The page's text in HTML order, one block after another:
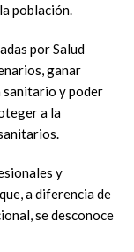
población.
por Salud
ganar
sanitario y poder
a la
y
a diferencia de
se desconoce